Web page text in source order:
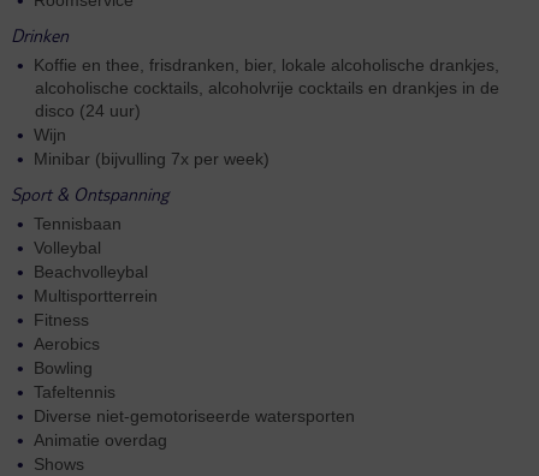
Drinken
Koffie en thee, frisdranken, bier, lokale alcoholische drankjes,
alcoholische cocktails, alcoholvrije cocktails en drankjes in de
disco (24 uur)
Wijn
Minibar (bijvulling 7x per week)
Sport & Ontspanning
Tennisbaan
Volleybal
Beachvolleybal
Multisportterrein
Fitness
Aerobics
Bowling
Tafeltennis
Diverse niet-gemotoriseerde watersporten
Animatie overdag
Shows